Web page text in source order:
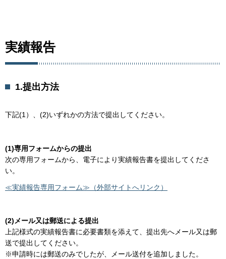
実績報告
1.提出方法
下記(1）、(2)いずれかの方法で提出してください。
(1)専用フォームからの提出
次の専用フォームから、電子により実績報告書を提出してくださ
い。
≪実績報告専用フォーム≫（外部サイトへリンク）
(2)メール又は郵送による提出
上記様式の実績報告書に必要書類を添えて、提出先へメール又は郵
送で提出してください。
※申請時には郵送のみでしたが、メール送付を追加しました。